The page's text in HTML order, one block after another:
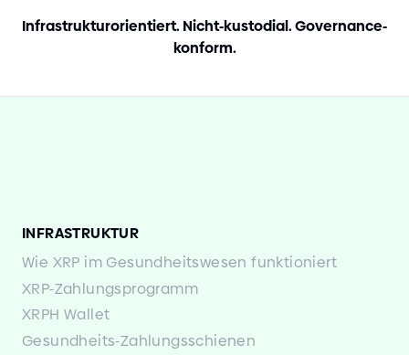
Infrastrukturorientiert. Nicht-kustodial. Governance-
konform.
INFRASTRUKTUR
Wie XRP im Gesundheitswesen funktioniert
XRP-Zahlungsprogramm
XRPH Wallet
Gesundheits-Zahlungsschienen